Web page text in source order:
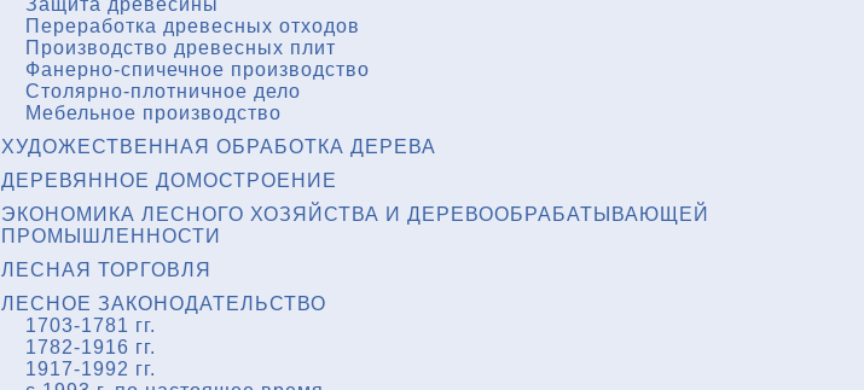
Защита древесины
Переработка древесных отходов
Производство древесных плит
Фанерно-спичечное производство
Столярно-плотничное дело
Мебельное производство
ХУДОЖЕСТВЕННАЯ ОБРАБОТКА ДЕРЕВА
ДЕРЕВЯННОЕ ДОМОСТРОЕНИЕ
ЭКОНОМИКА ЛЕСНОГО ХОЗЯЙСТВА И ДЕРЕВООБРАБАТЫВАЮЩЕЙ
ПРОМЫШЛЕННОСТИ
ЛЕСНАЯ ТОРГОВЛЯ
ЛЕСНОЕ ЗАКОНОДАТЕЛЬСТВО
1703-1781 гг.
1782-1916 гг.
1917-1992 гг.